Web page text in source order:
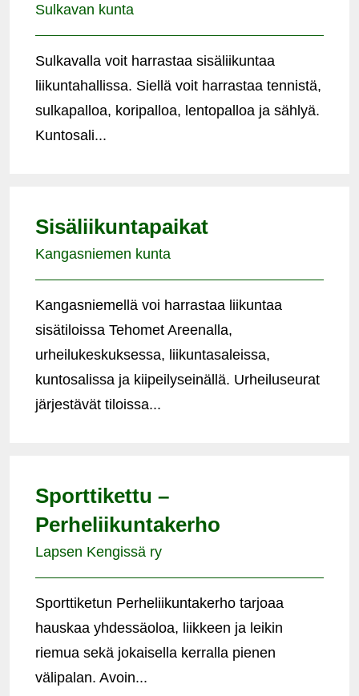
Sulkavan kunta
Sulkavalla voit harrastaa sisäliikuntaa
liikuntahallissa. Siellä voit harrastaa tennistä,
sulkapalloa, koripalloa, lentopalloa ja sählyä.
Kuntosali...
Sisäliikuntapaikat
Kangasniemen kunta
Kangasniemellä voi harrastaa liikuntaa
sisätiloissa Tehomet Areenalla,
urheilukeskuksessa, liikuntasaleissa,
kuntosalissa ja kiipeilyseinällä. Urheiluseurat
järjestävät tiloissa...
Sporttikettu –
Perheliikuntakerho
Lapsen Kengissä ry
Sporttiketun Perheliikuntakerho tarjoaa
hauskaa yhdessäoloa, liikkeen ja leikin
riemua sekä jokaisella kerralla pienen
välipalan. Avoin...